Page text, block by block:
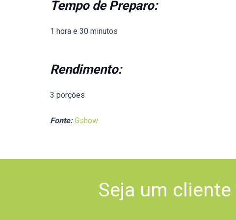
Tempo de Preparo:
1 hora e 30 minutos
Rendimento:
3 porções
Fonte: Gshow
Seja um cliente